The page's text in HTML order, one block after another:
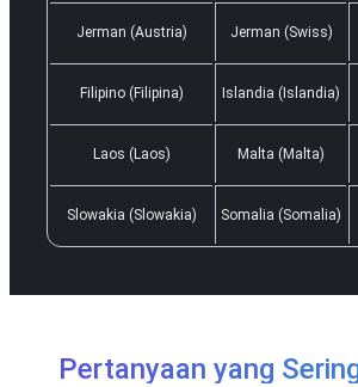
Jerman (Austria) Jerman (Swiss)
Filipino (Filipina) Islandia (Islandia)
Laos (Laos) Malta (Malta)
Slowakia (Slowakia) Somalia (Somalia)
Pertanyaan yang